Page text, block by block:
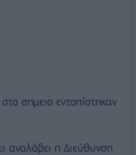
σημειο εντοπίστηκαν
αναλάβει η Διεύθυνση